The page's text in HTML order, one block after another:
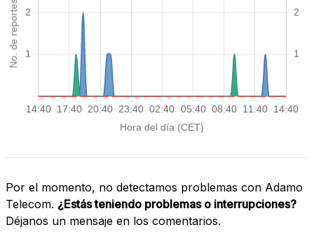
Por el momento, no detectamos problemas con Adamo
Telecom. ¿Estás teniendo problemas o interrupciones?
Déjanos un mensaje en los comentarios.